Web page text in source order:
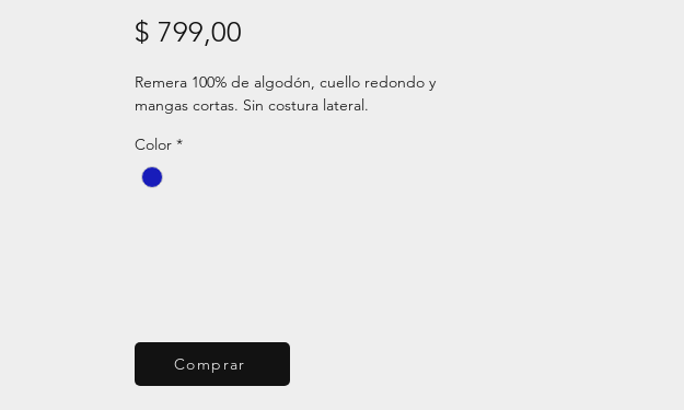
$ 799,00
Remera 100% de algodón, cuello redondo y
mangas cortas. Sin costura lateral.
Color *
Comprar